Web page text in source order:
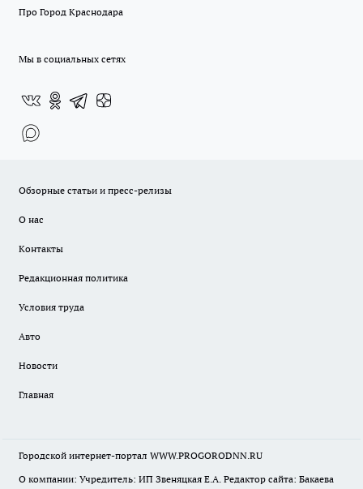
Про Город Краснодара
Мы в социальных сетях
Обзорные статьи и пресс-релизы
О нас
Контакты
Редакционная политика
Условия труда
Авто
Новости
Главная
Городской интернет-портал WWW.PROGORODNN.RU
О компании: Учредитель: ИП Звеняцкая Е.А. Редактор сайта: Бакаева